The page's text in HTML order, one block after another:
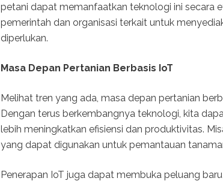
petani dapat memanfaatkan teknologi ini secara
pemerintah dan organisasi terkait untuk
diperlukan.
Masa Depan Pertanian Berbasis IoT
Melihat tren yang ada, masa depan pertanian
Dengan terus berkembangnya teknologi, kita
lebih meningkatkan efisiensi dan produktivitas.
yang dapat digunakan untuk pemantauan
Penerapan IoT juga dapat membuka peluang